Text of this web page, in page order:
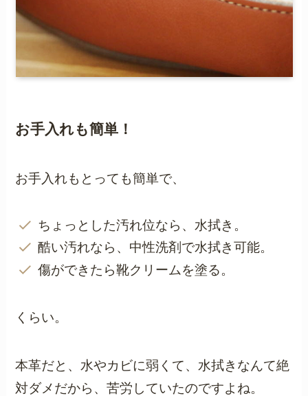
お手入れも簡単！
お手入れもとっても簡単で、
ちょっとした汚れ位なら、水拭き。
酷い汚れなら、中性洗剤で水拭き可能。
傷ができたら靴クリームを塗る。
くらい。
本革だと、水やカビに弱くて、水拭きなんて絶
対ダメだから、苦労していたのですよね。